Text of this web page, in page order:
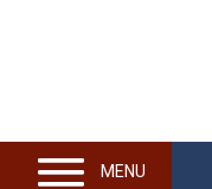
MENU